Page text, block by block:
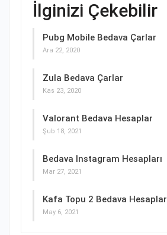
İlginizi Çekebilir
Pubg Mobile Bedava Çarlar
Ara 22, 2020
Zula Bedava Çarlar
Kas 23, 2020
Valorant Bedava Hesaplar
Şub 18, 2021
Bedava Instagram Hesapları
Mar 27, 2021
Kafa Topu 2 Bedava Hesaplar
May 6, 2021